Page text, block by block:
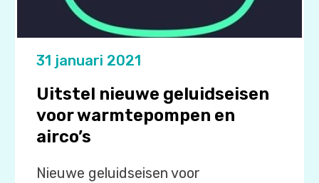
31 januari 2021
Uitstel nieuwe geluidseisen
voor warmtepompen en
airco’s
Nieuwe geluidseisen voor